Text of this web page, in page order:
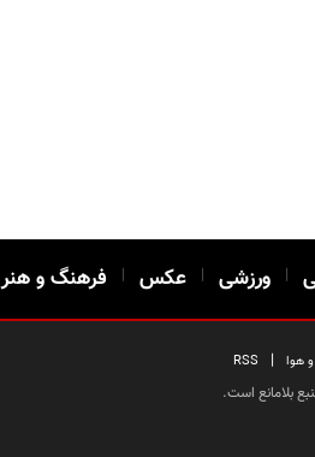
| ورزشی | عکس | فرهنگ و هنر
هوا |
RSS
بلامانع است.